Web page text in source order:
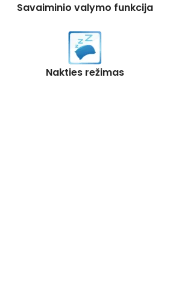
Savaiminio valymo funkcija
Nakties režimas